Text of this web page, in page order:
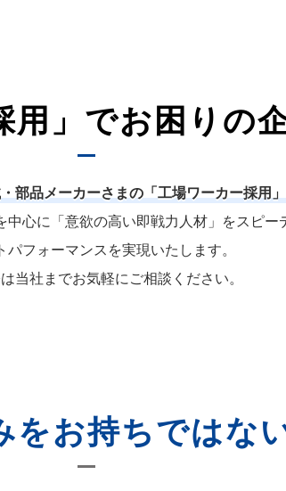
用」でお困りの
部品メーカーさまの「工場ワーカー採用
中心に「意欲の高い即戦力人材」をスピー
パフォーマンスを実現いたします。
当社までお気軽にご相談ください。
をお持ちではな